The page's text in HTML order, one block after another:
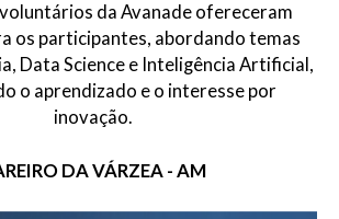
da Avanade ofereceram
os participantes, abordando temas
Data Science e Inteligência Artificial,
o aprendizado e o interesse por
inovação.
DA VÁRZEA - AM